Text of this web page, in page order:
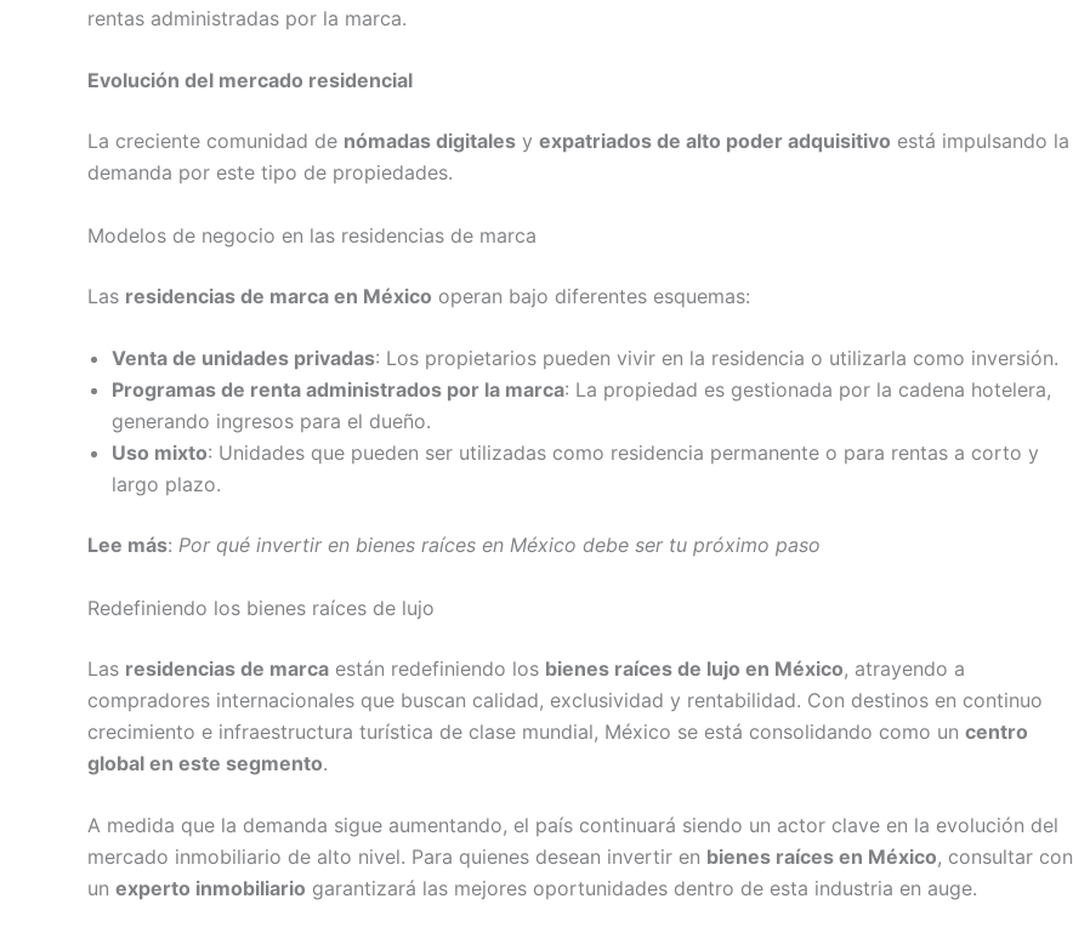
rentas administradas por la marca.
Evolución del mercado residencial
La creciente comunidad de nómadas digitales y expatriados de alto poder adquisitivo está impulsando la
demanda por este tipo de propiedades.
Modelos de negocio en las residencias de marca
Las residencias de marca en México operan bajo diferentes esquemas:
Venta de unidades privadas: Los propietarios pueden vivir en la residencia o utilizarla como inversión.
Programas de renta administrados por la marca: La propiedad es gestionada por la cadena hotelera,
generando ingresos para el dueño.
Uso mixto: Unidades que pueden ser utilizadas como residencia permanente o para rentas a corto y
largo plazo.
Lee más: Por qué invertir en bienes raíces en México debe ser tu próximo paso
Redefiniendo los bienes raíces de lujo
Las residencias de marca están redefiniendo los bienes raíces de lujo en México, atrayendo a
compradores internacionales que buscan calidad, exclusividad y rentabilidad. Con destinos en continuo
crecimiento e infraestructura turística de clase mundial, México se está consolidando como un centro
global en este segmento.
A medida que la demanda sigue aumentando, el país continuará siendo un actor clave en la evolución del
mercado inmobiliario de alto nivel. Para quienes desean invertir en bienes raíces en México, consultar con
un experto inmobiliario garantizará las mejores oportunidades dentro de esta industria en auge.